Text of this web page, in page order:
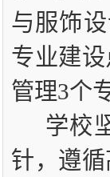
与服饰
专业建
管理3个
学校
针，遵